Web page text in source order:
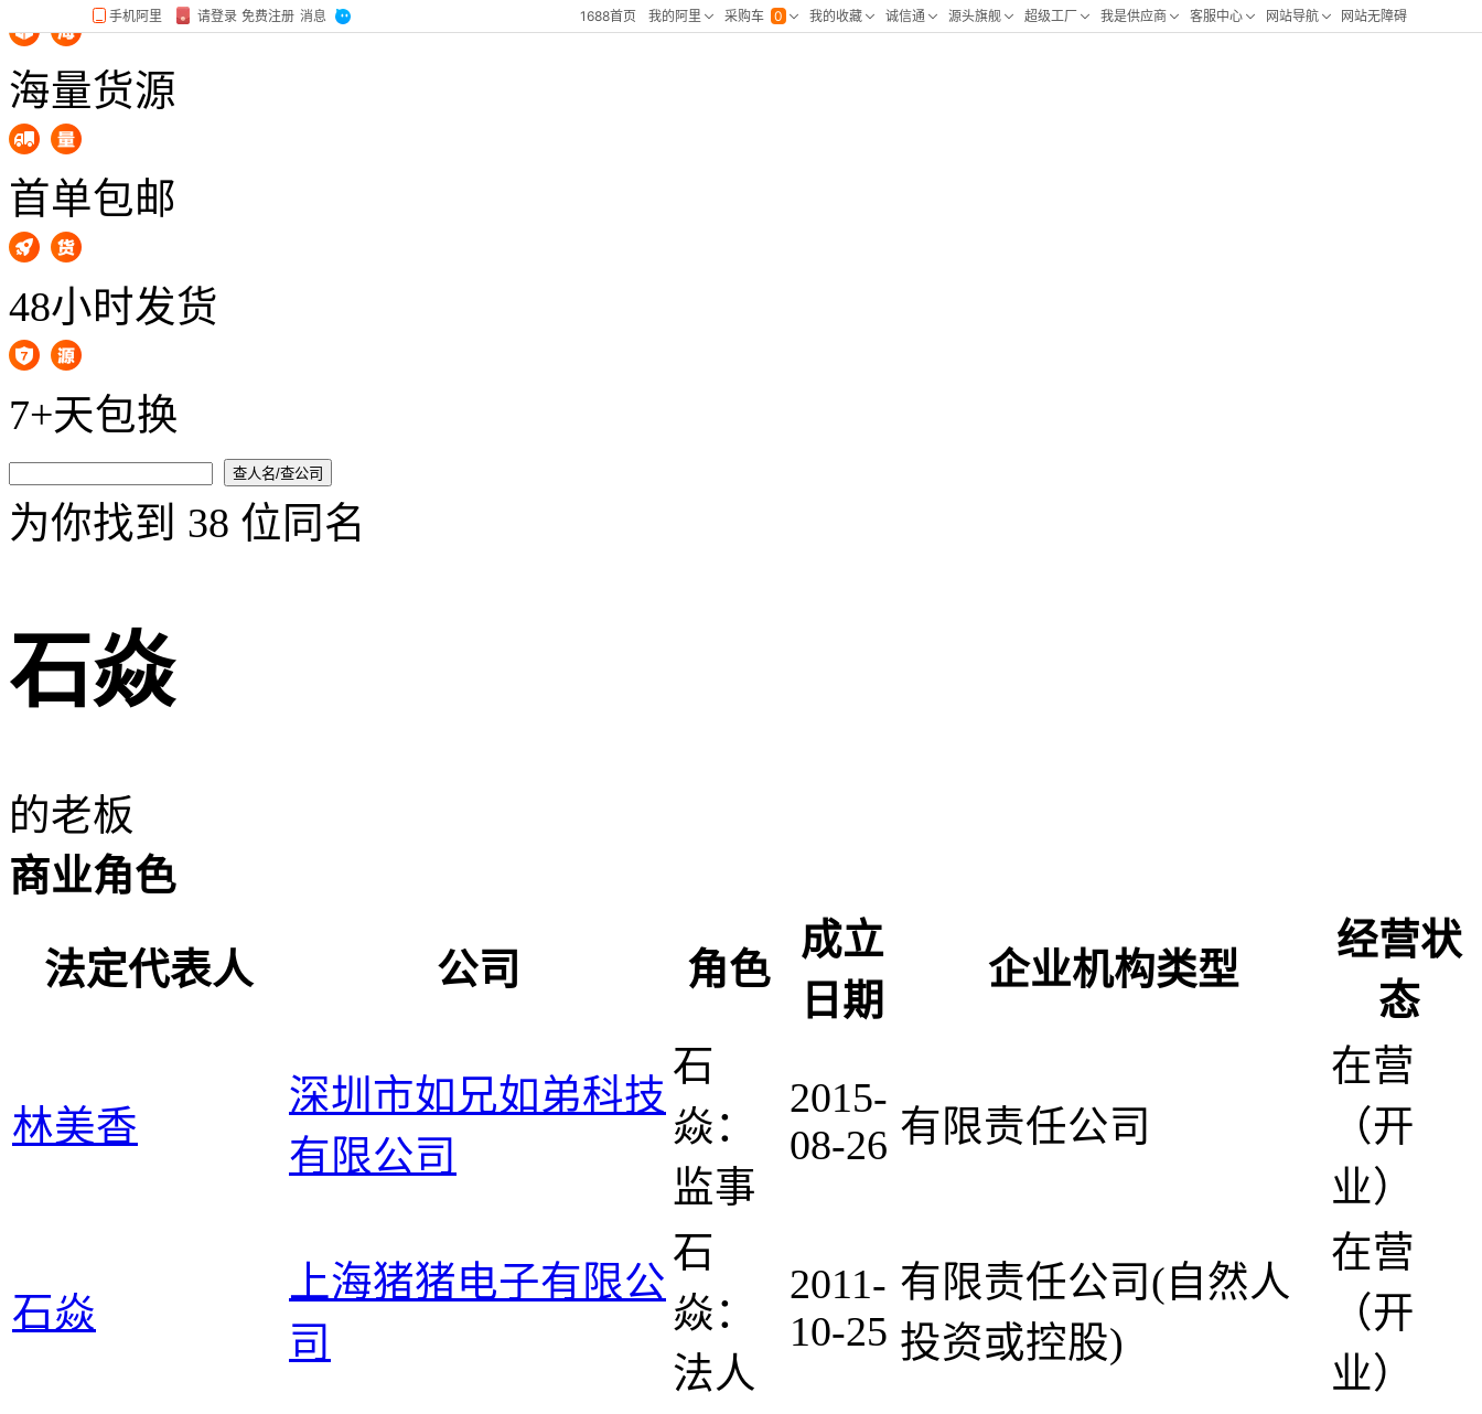
海量货源
首单包邮
48小时发货
7+天包换
查人名/查公司
为你找到 38 位同名
石焱
的老板
商业角色
法定代表人 公司 角色
成立
日期
企业机构类型
经营状
态
林美香
深圳市如兄如弟科技
有限公司
石
焱：
监事
2015-
08-26 有限责任公司
在营
（开
业）
石焱
上海猪猪电子有限公
司
石
焱：
法人
2011-
10-25
有限责任公司(自然人
投资或控股)
在营
（开
业）